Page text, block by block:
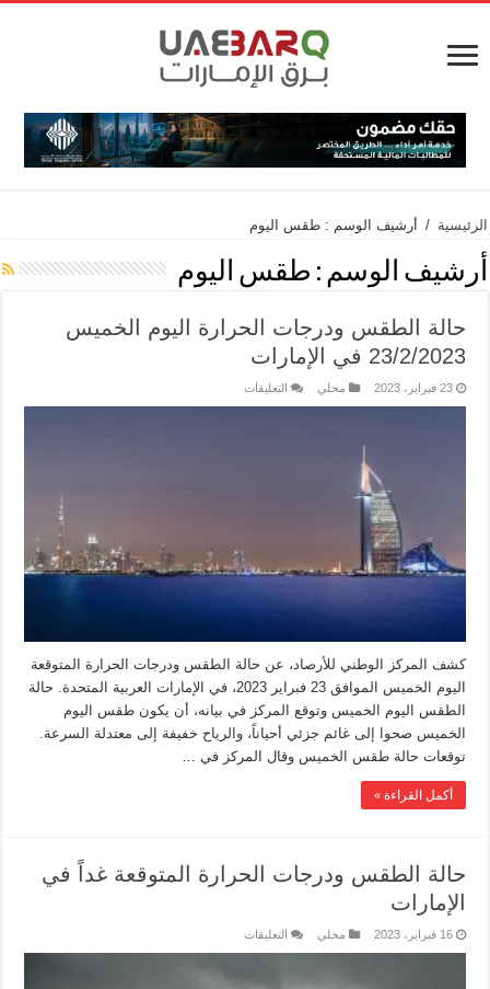
الرئيسية / أرشيف الوسم : طقس اليوم
أرشيف الوسم : طقس اليوم
حالة الطقس ودرجات الحرارة اليوم الخميس
23/2/2023 في الإمارات
23 فبراير، 2023 محلي التعليقات
كشف المركز الوطني للأرصاد، عن حالة الطقس ودرجات الحرارة المتوقعة
اليوم الخميس الموافق 23 فبراير 2023، في الإمارات العربية المتحدة. حالة
الطقس اليوم الخميس وتوقع المركز في بيانه، أن يكون طقس اليوم
الخميس صحوا إلى غائم جزئي أحياناً، والرياح خفيفة إلى معتدلة السرعة.
توقعات حالة طقس الخميس وقال المركز في …
أكمل القراءة »
حالة الطقس ودرجات الحرارة المتوقعة غداً في
الإمارات
16 فبراير، 2023 محلي التعليقات